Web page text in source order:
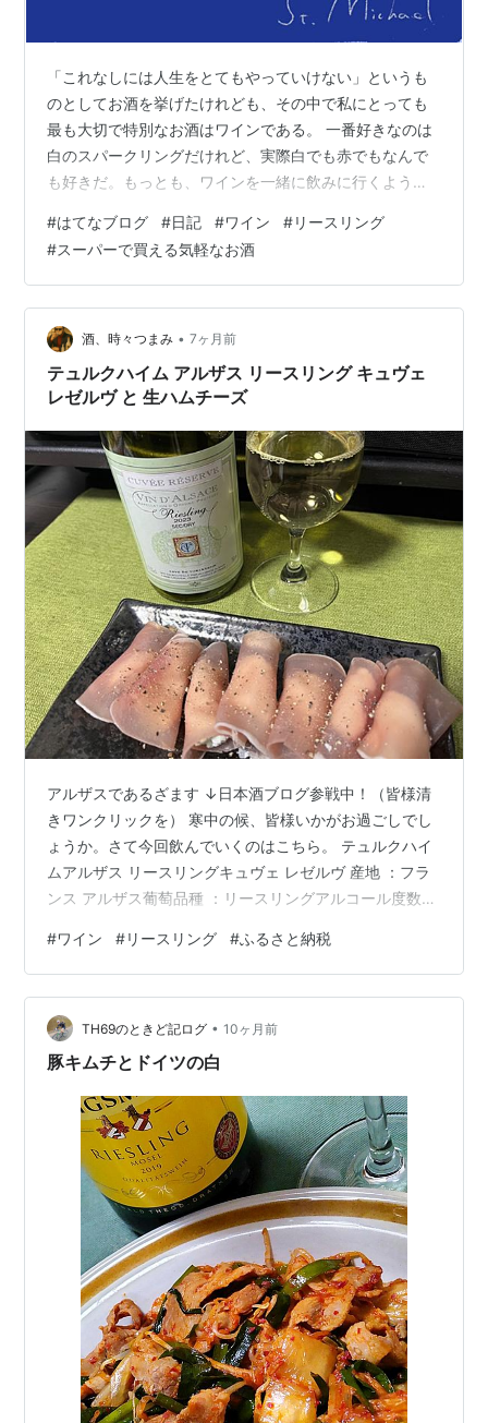
「これなしには人生をとてもやっていけない」というも
のとしてお酒を挙げたけれども、その中で私にとっても
最も大切で特別なお酒はワインである。 一番好きなのは
白のスパークリングだけれど、実際白でも赤でもなんで
も好きだ。もっとも、ワインを一緒に飲みに行くような
ほとんどいない）、大抵の場合家で飲む。一人か、ある
いは一緒に暮らしているポポちゃんと。 ワインを真に特
別なお酒だと信じているのには理由がある。なにせ他の
お酒とは全然違う。 まず、そのワイン、という響き。 そ
もそもお酒というものは、その「ロマン」という言葉が
包摂するものは多岐にわたるにせよ、すべてロ…
#はてなブログ #日記 #ワイン #リースリング
#スーパーで買える気軽なお酒
酒、時々つまみ • 7ヶ月前
テュルクハイム アルザス リースリング キュヴェ
レゼルヴ と 生ハムチーズ
アルザスであるざます ↓日本酒ブログ参戦中！（皆様清
きワンクリックを） 寒中の候、皆様いかがお過ごしでし
ょうか。さて今回飲んでいくのはこちら。 テュルクハイ
ムアルザス リースリングキュヴェ レゼルヴ 産地 ：フラ
ンス アルザス葡萄品種 ：リースリングアルコール度数
白ワインです。 グラスに注ぐと、澄んでおり、濃淡も淡
く、若々しいレモンイエローの色合いがうかがえます。
グラスを近づけると、フレッシュな印象。香りの中に白
桃のような甘い果実も含まれていました。口に含むと、
酸味が強くはつらつとしており、フレッシュさかつ上品
#ワイン #リースリング #ふるさと納税
TH69のときど記ログ • 10ヶ月前
豚キムチとドイツの白